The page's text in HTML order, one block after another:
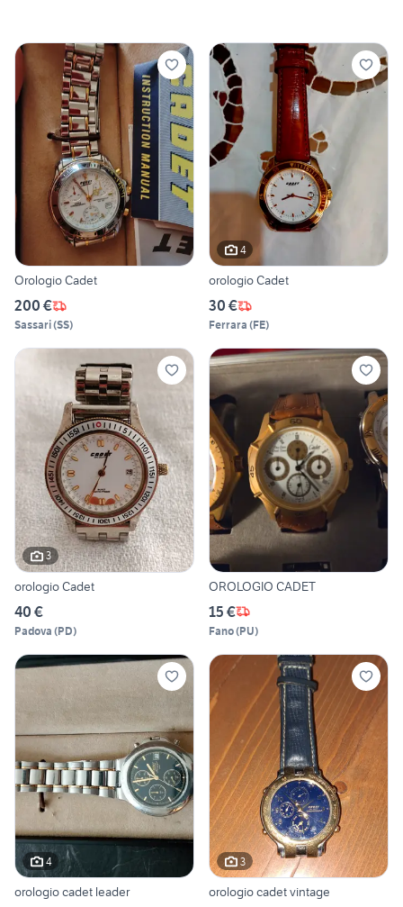
Orologio Cadet
200 €
Sassari(SS)
4
orologio Cadet
30 €
Ferrara (FE)
3
orologio Cadet
40 €
Padova (PD)
OROLOGIO CADET
15 €
Fano(PU)
4
orologio cadet leader
3
orologio cadet vintage